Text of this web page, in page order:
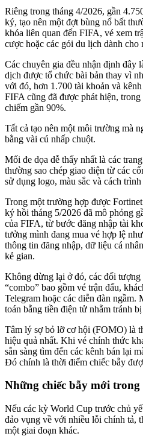
Riêng trong tháng 4/2026, gần
ký, tạo nên một đợt bùng nổ bất
khóa liên quan đến FIFA, vé xem
cược hoặc các gói du lịch dành cho
Các chuyên gia đều nhận định đây
dịch được tổ chức bài bản thay vì
với đó, hơn 1.700 tài khoản và
FIFA cũng đã được phát hiện,
chiếm gần 90%.
Tất cả tạo nên một môi trường mà
bằng vài cú nhấp chuột.
Mối đe dọa dễ thấy nhất là các
thường sao chép giao diện từ các
sử dụng logo, màu sắc và cách
Trong một trường hợp được
ký hồi tháng 5/2026 đã mô phỏng
của FIFA, từ bước đăng nhập tài
tưởng mình đang mua vé hợp lệ
thông tin đăng nhập, dữ liệu cá
kẻ gian.
Không dừng lại ở đó, các đối
“combo” bao gồm vé trận đấu,
Telegram hoặc các diễn đàn ngầm.
toán bằng tiền điện tử nhằm tránh
Tâm lý sợ bỏ lỡ cơ hội (FOMO) là
hiệu quả nhất. Khi vé chính thức
sẵn sàng tìm đến các kênh bán lại
Đó chính là thời điểm chiếc bẫy
Những chiếc bẫy mới
Nếu các kỳ World Cup trước chủ
đảo vụng về với nhiều lỗi chính tả,
một giai đoạn khác.